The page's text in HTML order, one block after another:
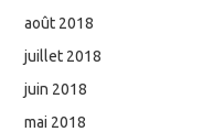
août 2018
juillet 2018
juin 2018
mai 2018